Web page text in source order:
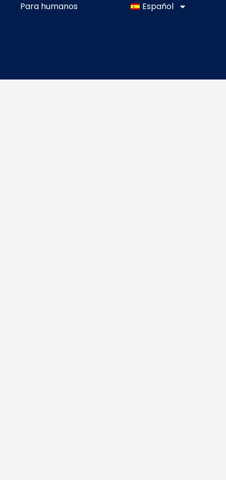
Para humanos Español